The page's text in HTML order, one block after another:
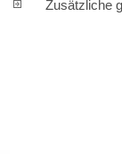
Zusätzliche